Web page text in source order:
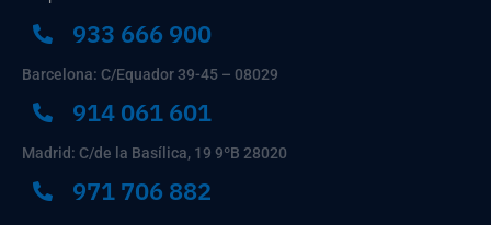
933 666 900
Barcelona: C/Equador 39-45 – 08029
914 061 601
Madrid: C/de la Basílica, 19 9ºB 28020
971 706 882